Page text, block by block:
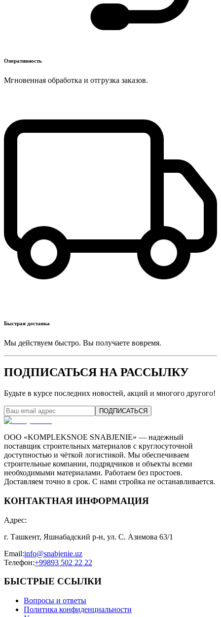
Оперативность
Мгновенная обработка и отгрузка заказов.
Быстрая доставка
Мы действуем быстро. Вы получаете вовремя.
ПОДПИСАТЬСЯ НА РАССЫЛКУ
Будьте в курсе последних новостей, акций и многого другого!
ПОДПИСАТЬСЯ
ООО «KOMPLEKSNOE SNABJENIE» — надежный
поставщик строительных материалов с круглосуточной
доступностью и чёткой логистикой. Мы обеспечиваем
строительные компании, подрядчиков и объекты всеми
необходимыми материалами. Работаем без простоев.
Доставляем точно в срок. С нами стройка не останавливается.
КОНТАКТНАЯ ИНФОРМАЦИЯ
Адрес:
г. Ташкент, Яшнабадский р-н, ул. С. Азимова 63/1
Email:info@snabjenie.uz
Телефон:+99893 502 22 22
БЫСТРЫЕ ССЫЛКИ
Вопросы и ответы
Политика конфиденциальности